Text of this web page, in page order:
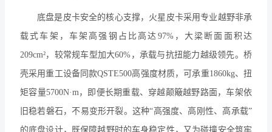
底盘是皮卡安全的核心支撑，火星皮卡采用专业越野非承
载式车架，车架高强钢占比高达 97%，大梁断面面积达
209cm²，较常规车型加大60%，承载与抗扭能力越级领先。桥
壳采用重工设备同款QSTE500高强度材质，可承重1860kg、扭
矩容量5700N·m，即便长期重载、穿越颠簸越野路面，车架依
旧稳若磐石，不易变形开裂。这种“高强度、高刚性、高承载”
的底盘设计，既保障越野时的车身稳定性，又为碰撞安全筑牢